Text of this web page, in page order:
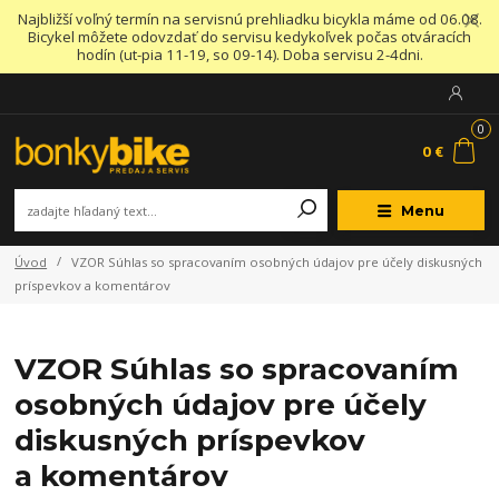
Najbližší voľný termín na servisnú prehliadku bicykla máme od 06.08.
Bicykel môžete odovzdať do servisu kedykoľvek počas otváracích
hodín (ut-pia 11-19, so 09-14). Doba servisu 2-4dni.
Menu
0
0 €
Úvod
VZOR Súhlas so spracovaním osobných údajov pre účely diskusných
príspevkov a komentárov
VZOR Súhlas so spracovaním
osobných údajov pre účely
diskusných príspevkov
a komentárov